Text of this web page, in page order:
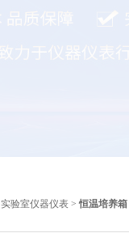
实验室仪器仪表 >恒温培养箱